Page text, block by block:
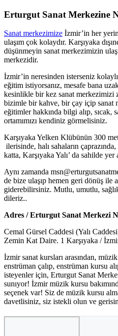
Erturgut Sanat Merkezine
Sanat merkezimize İzmir’in her
ulaşım çok kolaydır. Karşıyaka
düşünmeyin sanat merkezimizin
merkezidir.
İzmir’in neresinden isterseniz
eğitim istiyorsanız, mesafe bana
kesinlikle bir kez sanat merkezimizi
bizimle bir kahve, bir çay içip sanat
eğitimler hakkında bilgi alıp, sıcak,
ortamımızı kendiniz görmelisiniz.
Karşıyaka Yelken Klübünün 300
ilerisinde, halı sahaların
katta, Karşıyaka Yalı’ da sahilde yer
Aynı zamanda
de bize ulaşıp hemen geri dönüş ile
giderebilirsiniz. Mutlu, umutlu,
dileriz..
Adres / Erturgut Sanat Merkezi
Cemal Gürsel Caddesi (Yalı
Zemin Kat Daire. 1 Karşıyaka /
İzmir sanat kursları arasından,
enstrüman çalıp, enstrüman kursu
isteyenler için, Erturgut Sanat
sunıyor! İzmir müzik kursu
seçenek var! Siz de müzik kursu
davetlisiniz, siz istekli olun ve